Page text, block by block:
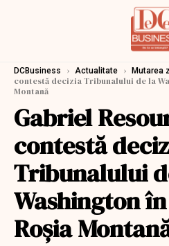
DCBusiness › Actualitate › Mutarea
contestă decizia Tribunalului de la
Montană
Gabriel
contestă
Tribunalului
Washington
Roșia